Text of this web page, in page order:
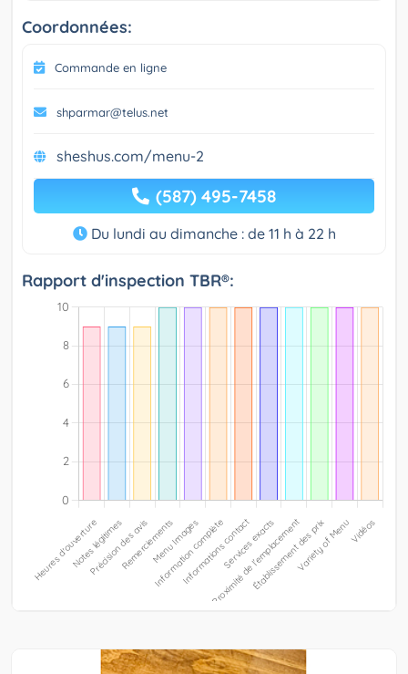
Coordonnées:
Commande en ligne
shparmar@telus.net
sheshus.com/menu-2
(587) 495-7458
Du lundi au dimanche : de 11 h à 22 h
Rapport d'inspection TBR®: